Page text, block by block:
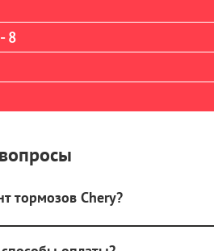
8
тормозов Chery?